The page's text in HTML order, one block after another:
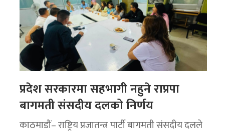
प्रदेश सरकारमा सहभागी नहुने राप्रपा
बागमती संसदीय दलको निर्णय
काठमाडौं– राष्ट्रिय प्रजातन्त्र पार्टी बागमती संसदीय दलले